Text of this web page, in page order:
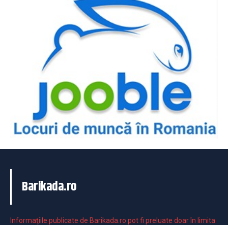
Barikada.ro
Informaţiile publicate de Barikada.ro pot fi preluate doar în limita